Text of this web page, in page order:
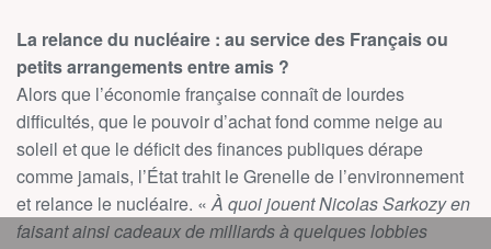
La relance du nucléaire : au service des Français ou
petits arrangements entre amis ?
Alors que l’économie française connaît de lourdes
difficultés, que le pouvoir d’achat fond comme neige au
soleil et que le déficit des finances publiques dérape
comme jamais, l’État trahit le Grenelle de l’environnement
et relance le nucléaire. «À quoi jouent Nicolas Sarkozy en
faisant ainsi cadeaux de milliards à quelques lobbies